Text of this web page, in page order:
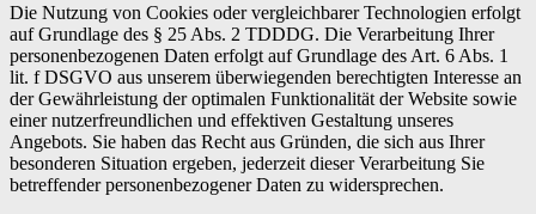
Die Nutzung von Cookies oder vergleichbarer Technologien erfolgt
auf Grundlage des § 25 Abs. 2 TDDDG. Die Verarbeitung Ihrer
personenbezogenen Daten erfolgt auf Grundlage des Art. 6 Abs. 1
lit. f DSGVO aus unserem überwiegenden berechtigten Interesse an
der Gewährleistung der optimalen Funktionalität der Website sowie
einer nutzerfreundlichen und effektiven Gestaltung unseres
Angebots. Sie haben das Recht aus Gründen, die sich aus Ihrer
besonderen Situation ergeben, jederzeit dieser Verarbeitung Sie
betreffender personenbezogener Daten zu widersprechen.